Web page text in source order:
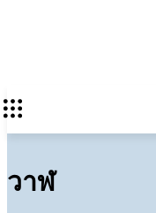
วาฬ